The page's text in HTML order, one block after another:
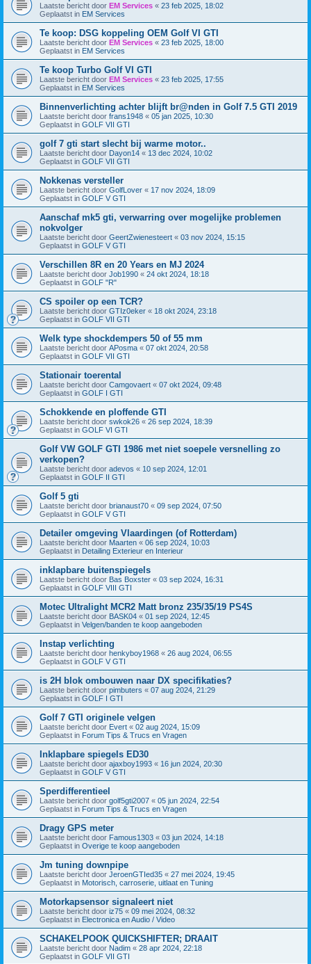
Laatste bericht door EM Services « 23 feb 2025, 18:02
Geplaatst in EM Services
Te koop: DSG koppeling OEM Golf VI GTI
Laatste bericht door EM Services « 23 feb 2025, 18:00
Geplaatst in EM Services
Te koop Turbo Golf VI GTI
Laatste bericht door EM Services « 23 feb 2025, 17:55
Geplaatst in EM Services
Binnenverlichting achter blijft br@nden in Golf 7.5 GTI 2019
Laatste bericht door frans1948 « 05 jan 2025, 10:30
Geplaatst in GOLF VII GTI
golf 7 gti start slecht bij warme motor..
Laatste bericht door Dayon14 « 13 dec 2024, 10:02
Geplaatst in GOLF VII GTI
Nokkenas versteller
Laatste bericht door GolfLover « 17 nov 2024, 18:09
Geplaatst in GOLF V GTI
Aanschaf mk5 gti, verwarring over mogelijke problemen
nokvolger
Laatste bericht door GeertZwienesteert « 03 nov 2024, 15:15
Geplaatst in GOLF V GTI
Verschillen 8R en 20 Years en MJ 2024
Laatste bericht door Job1990 « 24 okt 2024, 18:18
Geplaatst in GOLF "R"
CS spoiler op een TCR?
Laatste bericht door GTIz0eker « 18 okt 2024, 23:18
Geplaatst in GOLF VII GTI
Welk type shockdempers 50 of 55 mm
Laatste bericht door APosma « 07 okt 2024, 20:58
Geplaatst in GOLF VII GTI
Stationair toerental
Laatste bericht door Camgovaert « 07 okt 2024, 09:48
Geplaatst in GOLF I GTI
Schokkende en ploffende GTI
Laatste bericht door swkok26 « 26 sep 2024, 18:39
Geplaatst in GOLF VI GTI
Golf VW GOLF GTI 1986 met niet soepele versnelling zo
verkopen?
Laatste bericht door adevos « 10 sep 2024, 12:01
Geplaatst in GOLF II GTI
Golf 5 gti
Laatste bericht door brianaust70 « 09 sep 2024, 07:50
Geplaatst in GOLF V GTI
Detailer omgeving Vlaardingen (of Rotterdam)
Laatste bericht door Maarten « 06 sep 2024, 10:03
Geplaatst in Detailing Exterieur en Interieur
inklapbare buitenspiegels
Laatste bericht door Bas Boxster « 03 sep 2024, 16:31
Geplaatst in GOLF VIII GTI
Motec Ultralight MCR2 Matt bronz 235/35/19 PS4S
Laatste bericht door BASK04 « 01 sep 2024, 12:45
Geplaatst in Velgen/banden te koop aangeboden
Instap verlichting
Laatste bericht door henkyboy1968 « 26 aug 2024, 06:55
Geplaatst in GOLF V GTI
is 2H blok ombouwen naar DX specifikaties?
Laatste bericht door pimbuters « 07 aug 2024, 21:29
Geplaatst in GOLF I GTI
Golf 7 GTI originele velgen
Laatste bericht door Evert « 02 aug 2024, 15:09
Geplaatst in Forum Tips & Trucs en Vragen
Inklapbare spiegels ED30
Laatste bericht door ajaxboy1993 « 16 jun 2024, 20:30
Geplaatst in GOLF V GTI
Sperdifferentieel
Laatste bericht door golf5gti2007 « 05 jun 2024, 22:54
Geplaatst in Forum Tips & Trucs en Vragen
Dragy GPS meter
Laatste bericht door Famous1303 « 03 jun 2024, 14:18
Geplaatst in Overige te koop aangeboden
Jm tuning downpipe
Laatste bericht door JeroenGTIed35 « 27 mei 2024, 19:45
Geplaatst in Motorisch, carroserie, uitlaat en Tuning
Motorkapsensor signaleert niet
Laatste bericht door iz75 « 09 mei 2024, 08:32
Geplaatst in Electronica en Audio / Video
SCHAKELPOOK QUICKSHIFTER; DRAAIT
Laatste bericht door Nadim « 28 apr 2024, 22:18
Geplaatst in GOLF VII GTI